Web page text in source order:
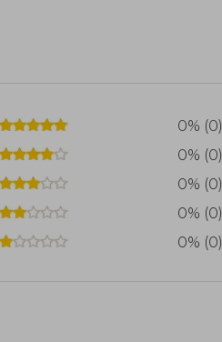
0% (0)
0% (0)
0% (0)
0% (0)
0% (0)